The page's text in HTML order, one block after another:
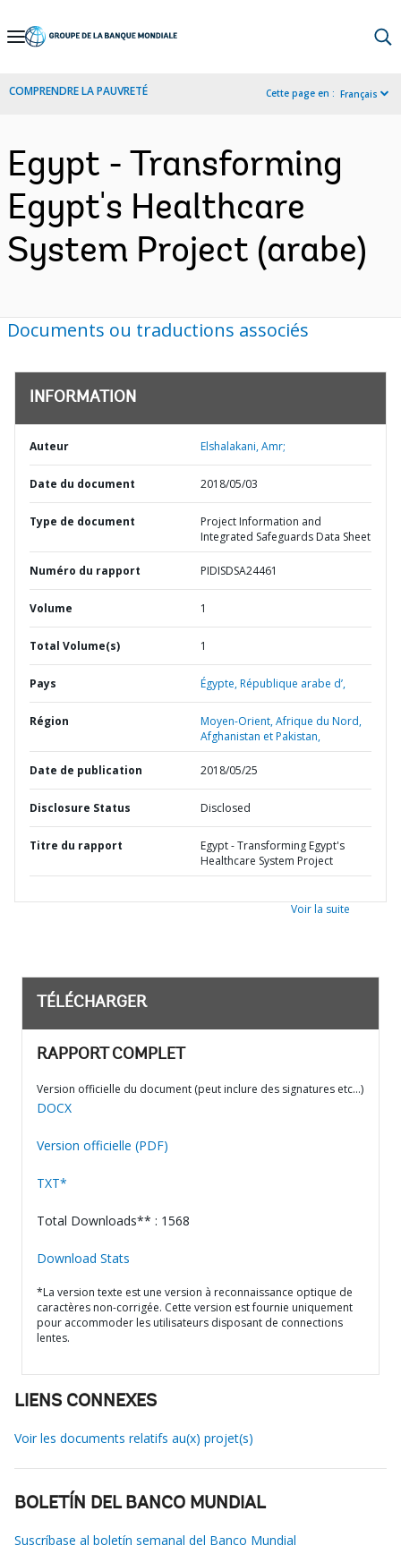
Skip
Navigation
COMPRENDRE LA PAUVRETÉ Cette page en : Français
Egypt - Transforming
Egypt's Healthcare
System Project (arabe)
Documents ou traductions associés
INFORMATION
Auteur Elshalakani, Amr;
Date du document 2018/05/03
Type de document
Project Information and
Integrated Safeguards Data Sheet
Numéro du rapport PIDISDSA24461
Volume 1
Total Volume(s) 1
Pays Égypte,République arabe d’,
Région
Moyen-Orient, Afrique du Nord,
Afghanistan et Pakistan,
Date de publication 2018/05/25
Disclosure Status Disclosed
Titre du rapport
Egypt - Transforming Egypt's
Healthcare System Project
Voir la suite
TÉLÉCHARGER
RAPPORT COMPLET
Version officielle du document (peut inclure des signatures etc…)
DOCX
Version officielle (PDF)
TXT*
Total Downloads** : 1568
Download Stats
*La version texte est une version à reconnaissance optique de
caractères non-corrigée. Cette version est fournie uniquement
pour accommoder les utilisateurs disposant de connections
lentes.
LIENS CONNEXES
Voir les documents relatifs au(x) projet(s)
BOLETÍN DEL BANCO MUNDIAL
Suscríbase al boletín semanal del Banco Mundial